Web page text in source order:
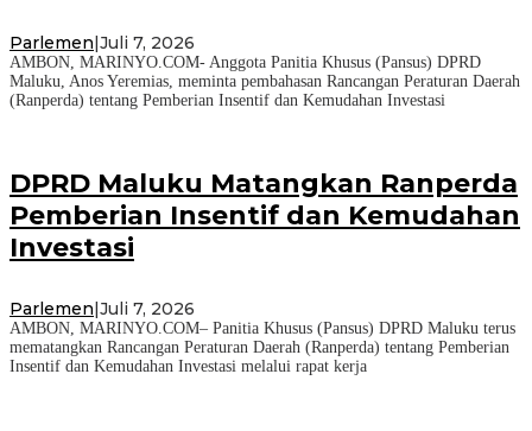
Parlemen Juli 7, 2026
AMBON, MARINYO.COM- Anggota Panitia Khusus (Pansus) DPRD
Maluku, Anos Yeremias, meminta pembahasan Rancangan Peraturan Daerah
(Ranperda) tentang Pemberian Insentif dan Kemudahan Investasi
DPRD Maluku Matangkan Ranperda
Pemberian Insentif dan Kemudahan
Investasi
Parlemen|Juli 7, 2026
AMBON, MARINYO.COM– Panitia Khusus (Pansus) DPRD Maluku terus
mematangkan Rancangan Peraturan Daerah (Ranperda) tentang Pemberian
Insentif dan Kemudahan Investasi melalui rapat kerja